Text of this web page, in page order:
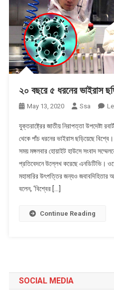
২০ বছরে ৫ ধরনের ভাইরাস
May 13, 2020 Ssa
যুক্তরাষ্ট্রের জাতীয় নিরাপত্তা উপদেষ্টা
থেকে পাঁচ ধরনের ভাইরাস ছড়িয়েছে
সময় মঙ্গলবার হোয়াইট হাউসে সংবাদ
প্রতিবেদনে উল্লেখ করেছে এনডিটিভি।
মহামারির উৎপত্তির জন্যও
বলেন, ‘বিশ্বের […]
Continue Reading
SOCIAL MEDIA